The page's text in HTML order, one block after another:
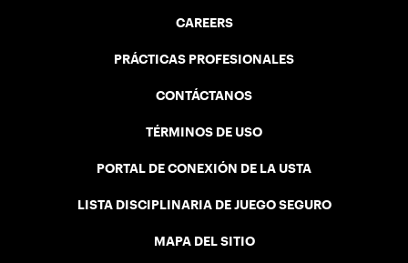
CAREERS
PRÁCTICAS PROFESIONALES
CONTÁCTANOS
TÉRMINOS DE USO
PORTAL DE CONEXIÓN DE LA USTA
LISTA DISCIPLINARIA DE JUEGO SEGURO
MAPA DEL SITIO